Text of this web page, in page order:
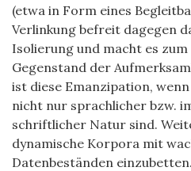
(etwa in Form eines
Verlinkung befreit dagegen
Isolierung und macht es
Gegenstand der
ist diese Emanzipation,
nicht nur sprachlicher bzw.
schriftlicher Natur sind.
dynamische Korpora mit
Datenbeständen